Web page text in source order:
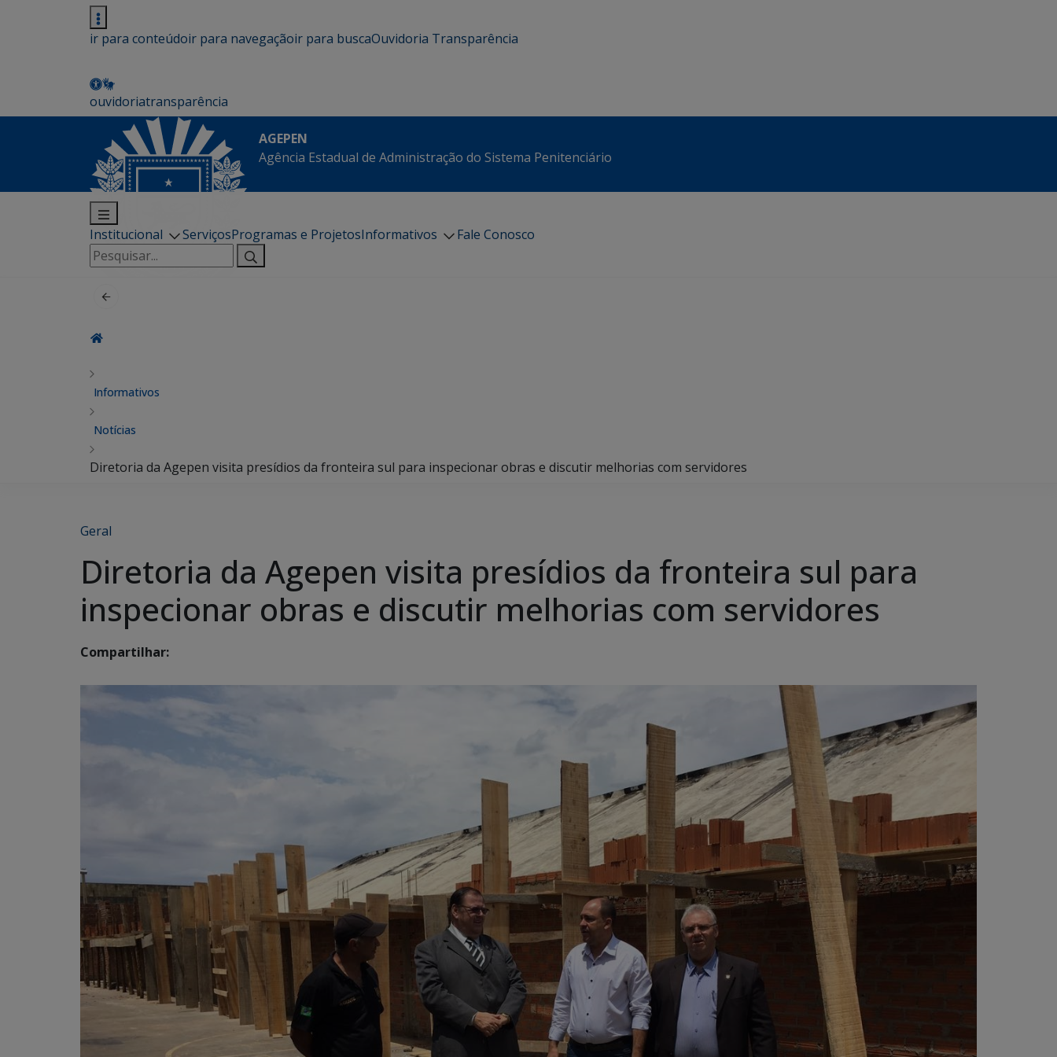
ir para conteúdoir para navegaçãoir para buscaOuvidoria Transparência
ouvidoriatransparência
AGEPEN
Agência Estadual de Administração do Sistema Penitenciário
Institucional ServiçosProgramas e ProjetosInformativos
Fale Conosco
Pesquisar
por:
Informativos
Notícias
Diretoria da Agepen visita presídios da fronteira sul para inspecionar obras e discutir melhorias com servidores
Geral
Diretoria da Agepen visita presídios da fronteira sul para
inspecionar obras e discutir melhorias com servidores
Compartilhar: